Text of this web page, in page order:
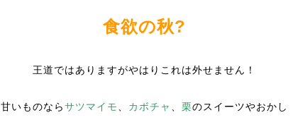
食欲の秋?
王道ではありますがやはりこれは外せません！
甘いものならサツマイモ カボチャ 栗のスイーツやおかし